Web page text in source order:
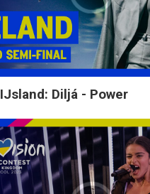
IJsland: Diljá - Power